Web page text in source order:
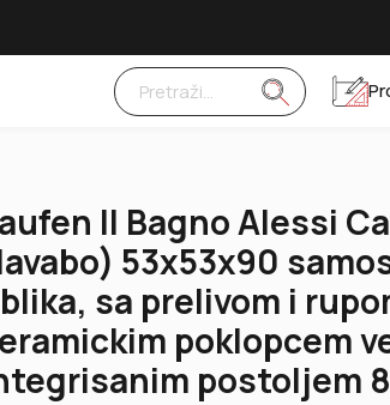
Il Bagno Alessi
53x53x90
sa prelivom i
poklopcem
postoljem